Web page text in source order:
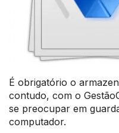
É obrigatório o
contudo, com o
se preocupar em
computador.